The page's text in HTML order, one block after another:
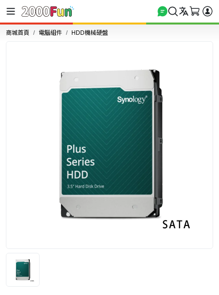
商城首頁 電腦組件 HDD機械硬盤